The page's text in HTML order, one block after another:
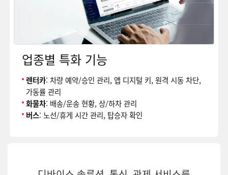
업종별 특화 기능
렌터카: 차량 예약/승인 관리, 앱 디지털 키, 원격 시동 차단,
가동률 관리
화물차: 배송/운송 현황, 상/하차 관리
버스: 노선/휴게 시간 관리, 탑승자 확인